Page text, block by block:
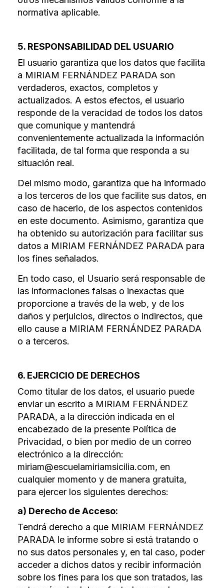
normativa aplicable.
5. RESPONSABILIDAD DEL USUARIO
El usuario garantiza que los datos que facilita
a MIRIAM FERNÁNDEZ PARADA son
verdaderos, exactos, completos y
actualizados. A estos efectos, el usuario
responde de la veracidad de todos los datos
que comunique y mantendrá
convenientemente actualizada la información
facilitada, de tal forma que responda a su
situación real.
Del mismo modo, garantiza que ha informado
a los terceros de los que facilite sus datos, en
caso de hacerlo, de los aspectos contenidos
en este documento. Asimismo, garantiza que
ha obtenido su autorización para facilitar sus
datos a MIRIAM FERNÁNDEZ PARADA para
los fines señalados.
En todo caso, el Usuario será responsable de
las informaciones falsas o inexactas que
proporcione a través de la web, y de los
daños y perjuicios, directos o indirectos, que
ello cause a MIRIAM FERNÁNDEZ PARADA
o a terceros.
6. EJERCICIO DE DERECHOS
Como titular de los datos, el usuario puede
enviar un escrito a MIRIAM FERNÁNDEZ
PARADA, a la dirección indicada en el
encabezado de la presente Política de
Privacidad, o bien por medio de un correo
electrónico a la dirección:
miriam@escuelamiriamsicilia.com, en
cualquier momento y de manera gratuita,
para ejercer los siguientes derechos:
a) Derecho de Acceso:
Tendrá derecho a que MIRIAM FERNÁNDEZ
PARADA le informe sobre si está tratando o
no sus datos personales y, en tal caso, poder
acceder a dichos datos y recibir información
sobre los fines para los que son tratados, las